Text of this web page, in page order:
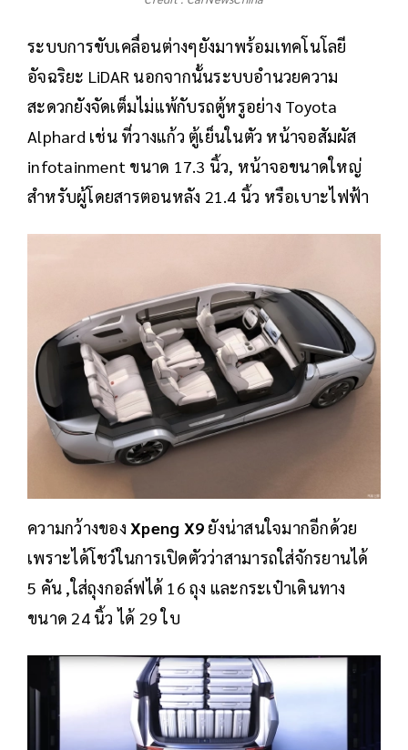
ระบบการขับเคลื่อนต่างๆยังมาพร้อมเทคโนโลยี
อัจฉริยะ LiDAR นอกจากนั้นระบบอำนวยความ
สะดวกยังจัดเต็มไม่แพ้กับรถตู้หรูอย่าง Toyota
Alphard เช่น ที่วางแก้ว ตู้เย็นในตัว หน้าจอสัมผัส
infotainment ขนาด 17.3 นิ้ว, หน้าจอขนาดใหญ่
สำหรับผู้โดยสารตอนหลัง 21.4 นิ้ว หรือเบาะไฟฟ้า
ความกว้างของ Xpeng X9 ยังน่าสนใจมากอีกด้วย
เพราะได้โชว์ในการเปิดตัวว่าสามารถใส่จักรยานได้
5 คัน ,ใส่ถุงกอล์ฟได้ 16 ถุง และกระเป๋าเดินทาง
ขนาด 24 นิ้ว ได้ 29 ใบ